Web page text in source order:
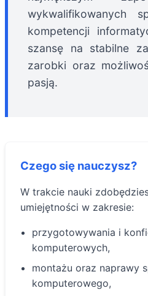
wykwalifikowanych
kompetencji
szansę na stabilne
zarobki oraz
pasją.
Czego się nauczysz?
W trakcie nauki
umiejętności w zakresie:
przygotowywania i
komputerowych,
montażu oraz naprawy
komputerowego,